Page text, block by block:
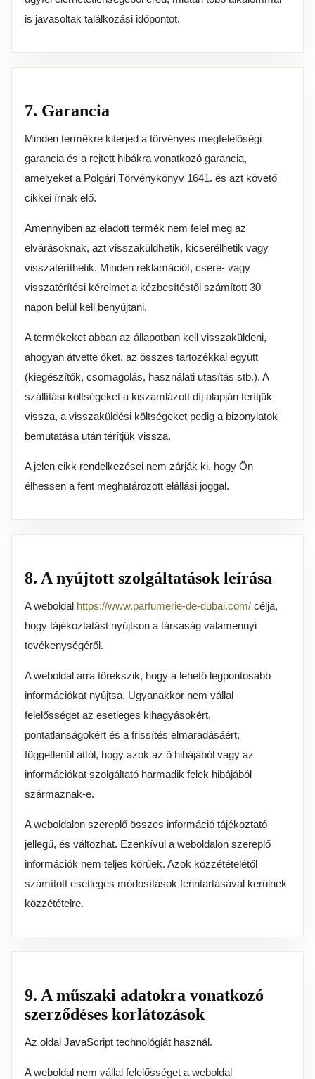
is javasoltak találkozási időpontot.
7. Garancia
Minden termékre kiterjed a törvényes megfelelőségi
garancia és a rejtett hibákra vonatkozó garancia,
amelyeket a Polgári Törvénykönyv 1641. és azt követő
cikkei írnak elő.
Amennyiben az eladott termék nem felel meg az
elvárásoknak, azt visszaküldhetik, kicserélhetik vagy
visszatéríthetik. Minden reklamációt, csere- vagy
visszatérítési kérelmet a kézbesítéstől számított 30
napon belül kell benyújtani.
A termékeket abban az állapotban kell visszaküldeni,
ahogyan átvette őket, az összes tartozékkal együtt
(kiegészítők, csomagolás, használati utasítás stb.). A
szállítási költségeket a kiszámlázott díj alapján térítjük
vissza, a visszaküldési költségeket pedig a bizonylatok
bemutatása után térítjük vissza.
A jelen cikk rendelkezései nem zárják ki, hogy Ön
élhessen a fent meghatározott elállási joggal.
8. A nyújtott szolgáltatások leírása
A weboldal https://www.parfumerie-de-dubai.com/ célja,
hogy tájékoztatást nyújtson a társaság valamennyi
tevékenységéről.
A weboldal arra törekszik, hogy a lehető legpontosabb
információkat nyújtsa. Ugyanakkor nem vállal
felelősséget az esetleges kihagyásokért,
pontatlanságokért és a frissítés elmaradásáért,
függetlenül attól, hogy azok az ő hibájából vagy az
információkat szolgáltató harmadik felek hibájából
származnak-e.
A weboldalon szereplő összes információ tájékoztató
jellegű, és változhat. Ezenkívül a weboldalon szereplő
információk nem teljes körűek. Azok közzétételétől
számított esetleges módosítások fenntartásával kerülnek
közzétételre.
9. A műszaki adatokra vonatkozó
szerződéses korlátozások
Az oldal JavaScript technológiát használ.
A weboldal nem vállal felelősséget a weboldal